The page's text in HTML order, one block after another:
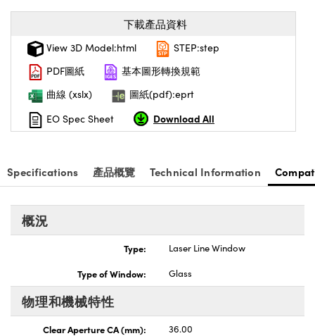
Components | SCHOTT 光學
下載產品資料
View 3D Model:html
STEP:step
PDF圖紙
基本圖形轉換規範
曲線 (xslx)
圖紙(pdf):eprt
EO Spec Sheet
Download All
Specifications 產品概覽 Technical Information
概況
Type:
Laser Line Window
Type of Window:
Glass
物理和機械特性
Clear Aperture CA (mm):
36.00